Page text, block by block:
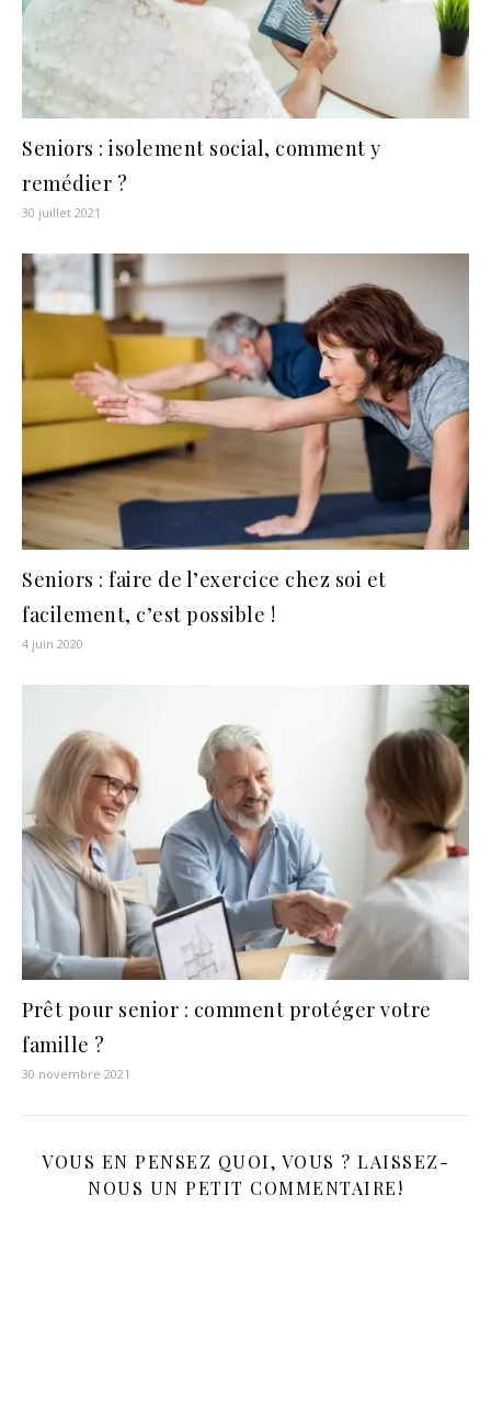
Seniors : isolement social, comment y
remédier ?
30 juillet 2021
Seniors : faire de l’exercice chez soi et
facilement, c’est possible !
4 juin 2020
Prêt pour senior : comment protéger votre
famille ?
30 novembre 2021
VOUS EN PENSEZ QUOI, VOUS ? LAISSEZ-
NOUS UN PETIT COMMENTAIRE!